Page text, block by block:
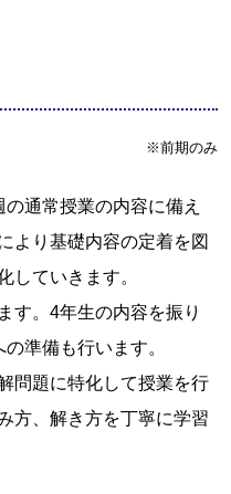
※前期のみ
通常授業の内容に備え
より基礎内容の定着を図
していきます。
す。4年生の内容を振り
準備も行います。
問題に特化して授業を行
方、解き方を丁寧に学習